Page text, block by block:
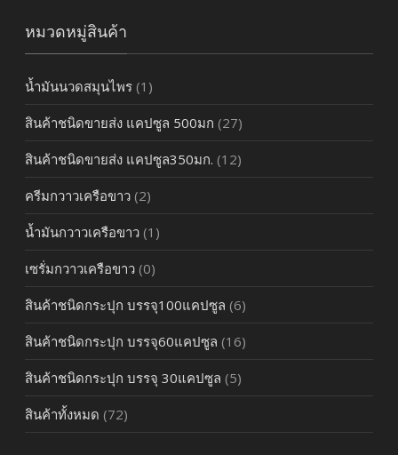
หมวดหมู่สินค้า
น้ำมันนวดสมุนไพร (1)
สินค้าชนิดขายส่ง แคปซูล 500มก (27)
สินค้าชนิดขายส่ง แคปซูล350มก. (12)
ครีมกวาวเครือขาว (2)
น้ำมันกวาวเครือขาว (1)
เซรั่มกวาวเครือขาว (0)
สินค้าชนิดกระปุก บรรจุ100แคปซูล (6)
สินค้าชนิดกระปุก บรรจุ60แคปซูล (16)
สินค้าชนิดกระปุก บรรจุ 30แคปซูล (5)
สินค้าทั้งหมด (72)